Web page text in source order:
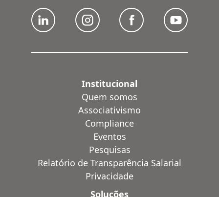
Institucional
Quem somos
Associativismo
Compliance
Eventos
Pesquisas
Relatório de Transparência Salarial
Privacidade
Soluções